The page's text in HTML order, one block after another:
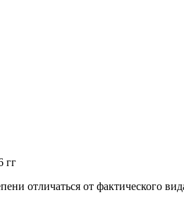
гг
отличаться от фактического